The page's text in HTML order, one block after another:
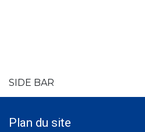
SIDE BAR
Plan du site